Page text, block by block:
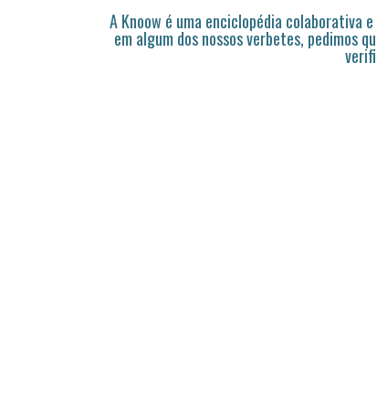
A Knoow é uma enciclopédia colaborativa
em algum dos nossos verbetes, pedimos